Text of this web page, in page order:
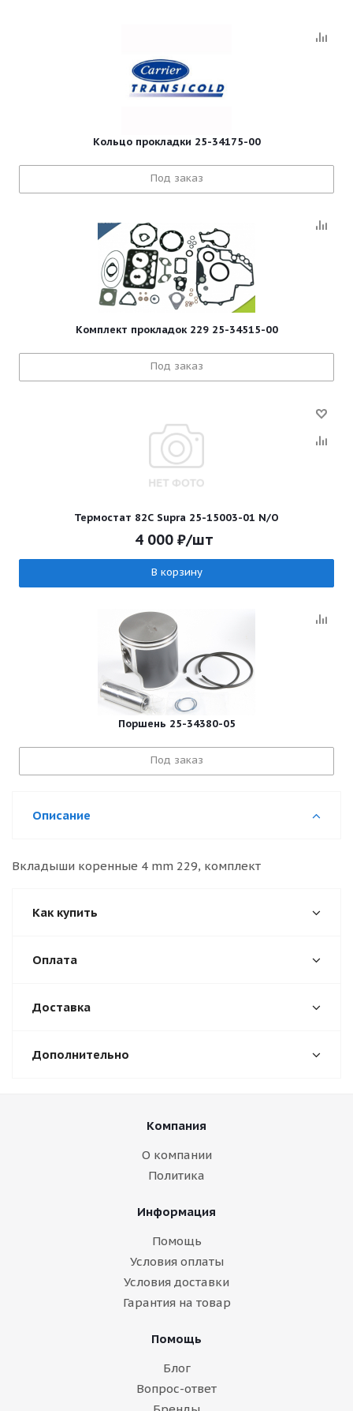
Кольцо прокладки 25-34175-00
Под заказ
Комплект прокладок 229 25-34515-00
Под заказ
Термостат 82С Supra 25-15003-01 N/O
4 000₽/шт
В корзину
Поршень 25-34380-05
Под заказ
Описание
Вкладыши коренные 4 mm 229, комплект
Как купить
Оплата
Доставка
Дополнительно
Компания
О компании
Политика
Информация
Помощь
Условия оплаты
Условия доставки
Гарантия на товар
Помощь
Блог
Вопрос-ответ